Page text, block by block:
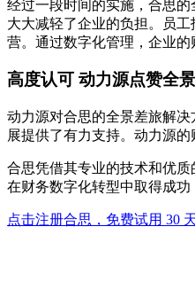
经过一段时间的实施，合思
大大减轻了企业的负担。员
营。通过数字化管理，企业
高度认可 动力源点赞全
动力源对合思的全景差旅解
展提供了有力支持。动力源
合思凭借其专业的技术和优
在财务数字化转型中取得成
点击注册合思，免费试用 30